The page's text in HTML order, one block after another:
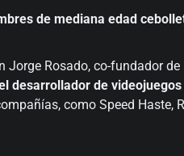
de mediana edad
Rosado, co-fundador de
desarrollador de
como Speed Haste,